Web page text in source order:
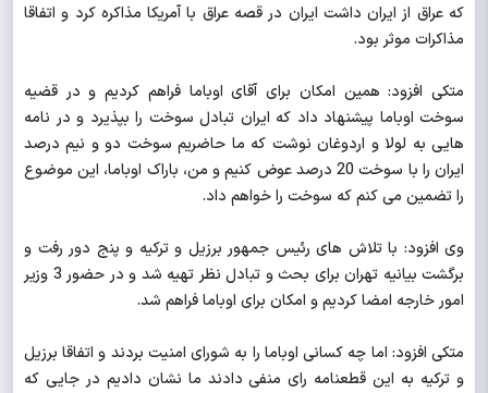
که عراق از ایران داشت ایران در قصه عراق با آمریکا مذاکره کرد و اتفاقا
مذاکرات موثر بود.
متکی افزود: همین امکان برای آقای اوباما فراهم کردیم و در قضیه
سوخت اوباما پیشنهاد داد که ایران تبادل سوخت را بپذیرد و در نامه
هایی به لولا و اردوغان نوشت که ما حاضریم سوخت دو و نیم درصد
ایران را با سوخت 20 درصد عوض کنیم و من، باراک اوباما، این موضوع
را تضمین می کنم که سوخت را خواهم داد.
وی افزود: با تلاش های رئیس جمهور برزیل و ترکیه و پنج دور رفت و
برگشت بیانیه تهران برای بحث و تبادل نظر تهیه شد و در حضور 3 وزیر
امور خارجه امضا کردیم و امکان برای اوباما فراهم شد.
متکی افزود: اما چه کسانی اوباما را به شورای امنیت بردند و اتفاقا برزیل
و ترکیه به این قطعنامه رای منفی دادند ما نشان دادیم در جایی که